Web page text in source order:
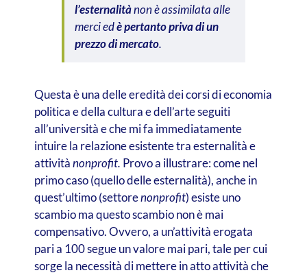
l’esternalitànon è assimilata alle
merci edè pertanto priva di un
prezzo di mercato.
Questa è una delle eredità dei corsi di economia
politica e della cultura e dell’arte seguiti
all’università e che mi fa immediatamente
intuire la relazione esistente tra esternalità e
attivitànonprofit. Provo a illustrare: come nel
primo caso (quello delle esternalità), anche in
quest’ultimo (settorenonprofit) esiste uno
scambio ma questo scambio non è mai
compensativo. Ovvero, a un’attività erogata
pari a 100 segue un valore mai pari, tale per cui
sorge la necessità di mettere in atto attività che